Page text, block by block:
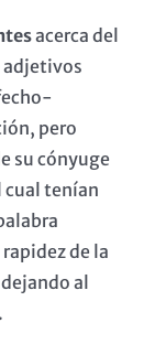
acerca del
pero
su cónyuge
cual tenían
de la
al
.